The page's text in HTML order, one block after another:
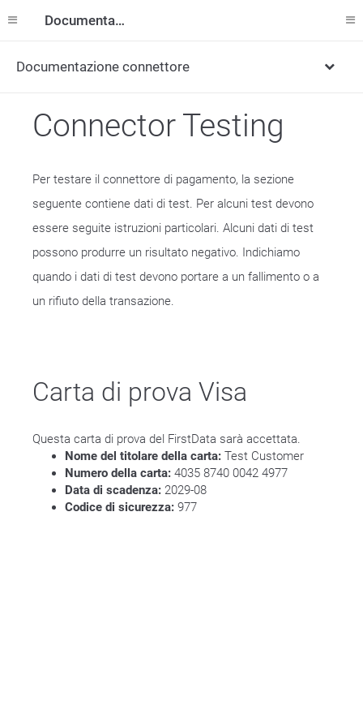
Documentazione
Documentazione connettore
Connector Testing
Per testare il connettore di pagamento, la sezione
seguente contiene dati di test. Per alcuni test devono
essere seguite istruzioni particolari. Alcuni dati di test
possono produrre un risultato negativo. Indichiamo
quando i dati di test devono portare a un fallimento o a
un rifiuto della transazione.
Carta di prova Visa
Questa carta di prova del FirstData sarà accettata.
Nome del titolare della carta: Test Customer
Numero della carta: 4035 8740 0042 4977
Data di scadenza: 2029-08
Codice di sicurezza: 977